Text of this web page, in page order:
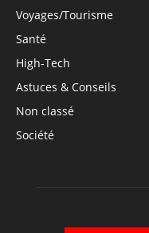
Voyages/Tourisme
Santé
High-Tech
Astuces & Conseils
Non classé
Société